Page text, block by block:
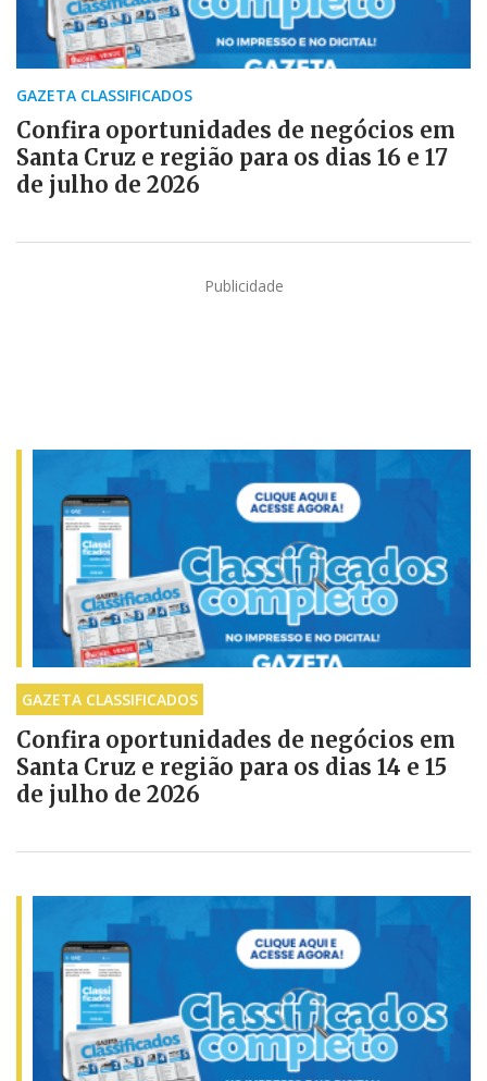
GAZETA CLASSIFICADOS
Confira oportunidades de negócios em
Santa Cruz e região para os dias 16 e 17
de julho de 2026
Publicidade
GAZETA CLASSIFICADOS
Confira oportunidades de negócios em
Santa Cruz e região para os dias 14 e 15
de julho de 2026